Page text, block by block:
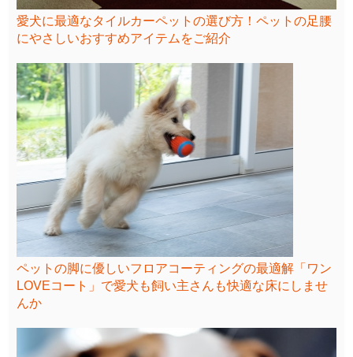
愛犬に最適なタイルカーペットの選び方！ペットの足腰
にやさしいおすすめアイテムをご紹介
ペットの脚に優しいフロアコーティングの最適解「ワン
LOVEコート」で愛犬も飼い主さんも快適な床にしませ
んか